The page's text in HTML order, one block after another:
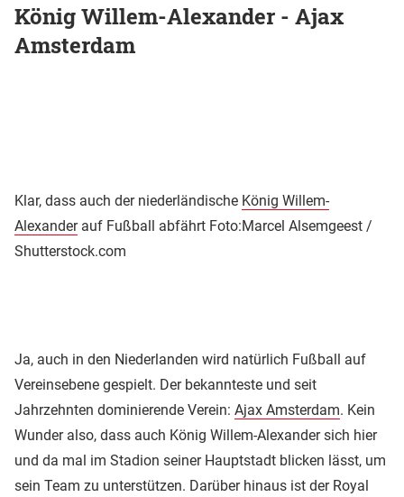
König Willem-Alexander - Ajax
Amsterdam
Klar, dass auch der niederländische König Willem-
Alexanderauf Fußball abfährt Foto:Marcel Alsemgeest /
Shutterstock.com
Ja, auch in den Niederlanden wird natürlich Fußball auf
Vereinsebene gespielt. Der bekannteste und seit
Jahrzehnten dominierende Verein: Ajax Amsterdam. Kein
Wunder also, dass auch König Willem-Alexander sich hier
und da mal im Stadion seiner Hauptstadt blicken lässt, um
sein Team zu unterstützen. Darüber hinaus ist der Royal